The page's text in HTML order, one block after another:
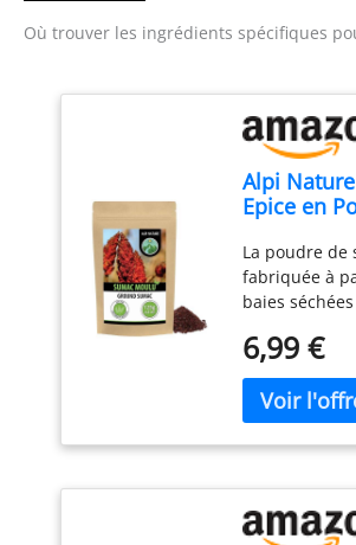
Où trouver les ingrédients spécifiques
Alpi
Epice en
Sumac
Moulues
avec du Sel
La poudre de
fabriquée à
baies
Moyen-Orient,
régions
dans
d'Afrique du
pour son goût
6,99 €